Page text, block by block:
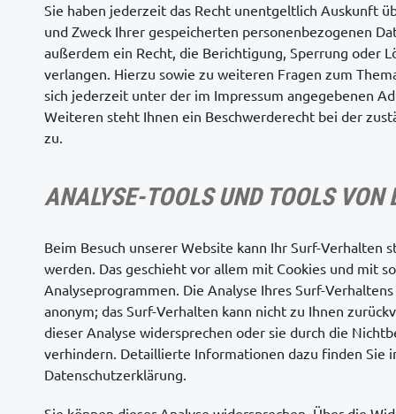
Sie haben jederzeit das Recht unentgeltlich Auskunft
und Zweck Ihrer gespeicherten personenbezogenen
außerdem ein Recht, die Berichtigung, Sperrung oder
verlangen. Hierzu sowie zu weiteren Fragen zum
sich jederzeit unter der im Impressum angegebenen
Weiteren steht Ihnen ein Beschwerderecht bei der
zu.
ANALYSE-TOOLS UND TOOLS VON
Beim Besuch unserer Website kann Ihr Surf-Verhalten
werden. Das geschieht vor allem mit Cookies und mit
Analyseprogrammen. Die Analyse Ihres Surf-
anonym; das Surf-Verhalten kann nicht zu Ihnen
dieser Analyse widersprechen oder sie durch die
verhindern. Detaillierte Informationen dazu finden Sie
Datenschutzerklärung.